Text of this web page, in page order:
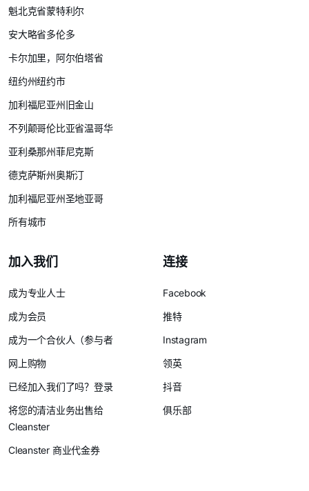
魁北克省蒙特利尔
安大略省多伦多
卡尔加里，阿尔伯塔省
纽约州纽约市
加利福尼亚州旧金山
不列颠哥伦比亚省温哥华
亚利桑那州菲尼克斯
德克萨斯州奥斯汀
加利福尼亚州圣地亚哥
所有城市
加入我们
成为专业人士
成为会员
成为一个合伙人（参与者
网上购物
已经加入我们了吗？登录
将您的清洁业务出售给
Cleanster
Cleanster 商业代金券
连接
Facebook
推特
Instagram
领英
抖音
俱乐部